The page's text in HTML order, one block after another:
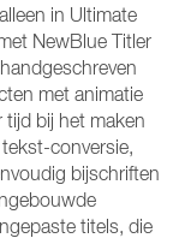
in Ultimate
NewBlue Titler
met animatie
bij het maken
conversie,
bijschriften
titels, die